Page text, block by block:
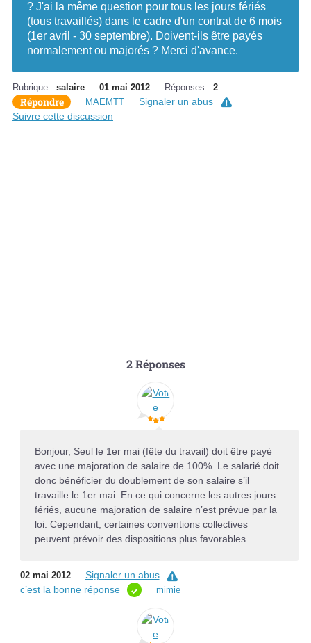
? J'ai la même question pour tous les jours fériés
(tous travaillés) dans le cadre d'un contrat de 6 mois
(1er avril - 30 septembre). Doivent-ils être payés
normalement ou majorés ? Merci d'avance.
Rubrique : salaire 01 mai 2012 Réponses : 2
Répondre MAEMTT
Signaler un abus
Suivre cette discussion
2Réponses
Bonjour, Seul le 1er mai (fête du travail) doit être payé
avec une majoration de salaire de 100%. Le salarié doit
donc bénéficier du doublement de son salaire s’il
travaille le 1er mai. En ce qui concerne les autres jours
fériés, aucune majoration de salaire n’est prévue par la
loi. Cependant, certaines conventions collectives
peuvent prévoir des dispositions plus favorables.
02 mai 2012
Signaler un abus
c’est la bonne réponse
mimie